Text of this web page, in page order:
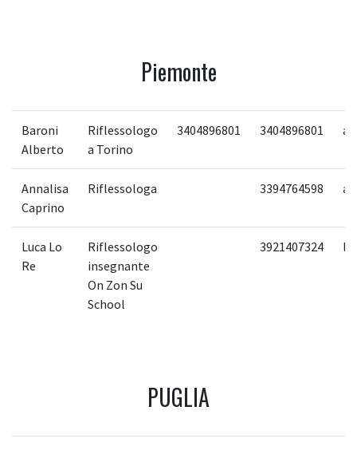
Piemonte
Baroni
Alberto
Riflessologo
a Torino
3404896801 3404896801
Annalisa
Caprino
Riflessologa 3394764598
Luca Lo
Re
Riflessologo
insegnante
On Zon Su
School
3921407324
PUGLIA